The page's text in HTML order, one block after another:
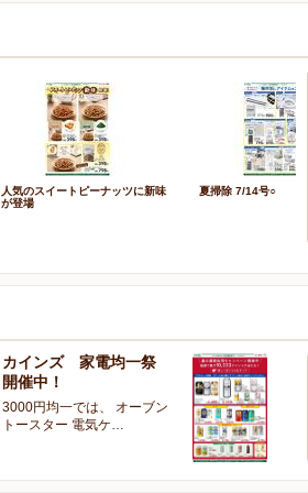
人気のスイートピーナッツに新味
が登場
夏掃除 7/14号○
カインズ 家電均一祭
開催中！
3000円均一では、 オーブン
トースター 電気ケ…